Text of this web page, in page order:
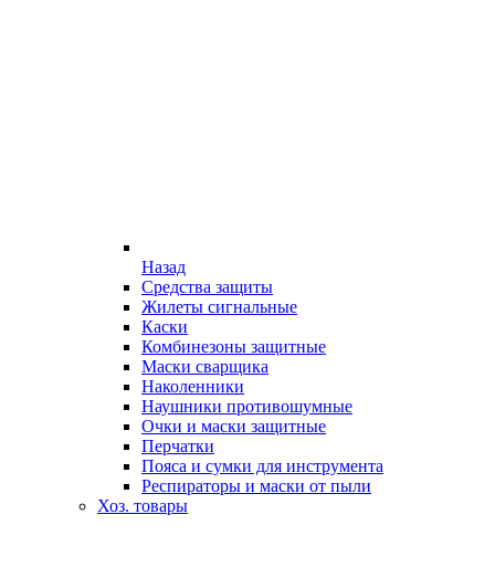
Назад
Средства защиты
Жилеты сигнальные
Каски
Комбинезоны защитные
Маски сварщика
Наколенники
Наушники противошумные
Очки и маски защитные
Перчатки
Пояса и сумки для инструмента
Респираторы и маски от пыли
Хоз. товары